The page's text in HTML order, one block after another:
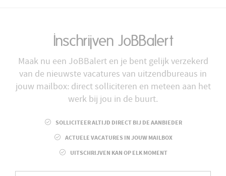
Inschrijven JoBBalert
Maak nu een JoBBalert en je bent gelijk verzekerd
van de nieuwste vacatures van uitzendbureaus in
jouw mailbox: direct solliciteren en meteen aan het
werk bij jou in de buurt.
SOLLICITEER ALTIJD DIRECT BIJ DE AANBIEDER
ACTUELE VACATURES IN JOUW MAILBOX
UITSCHRIJVEN KAN OP ELK MOMENT